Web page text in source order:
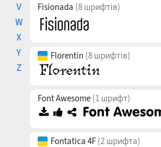
V
W
X
Y
Z
Fisionada (8 шрифтів)
Florentin (8 шрифтів)
Font Awesome (1 шрифт)
Fontatica 4F (2 шрифта)